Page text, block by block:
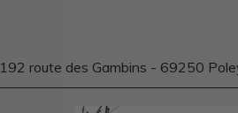
192 route des Gambins - 69250